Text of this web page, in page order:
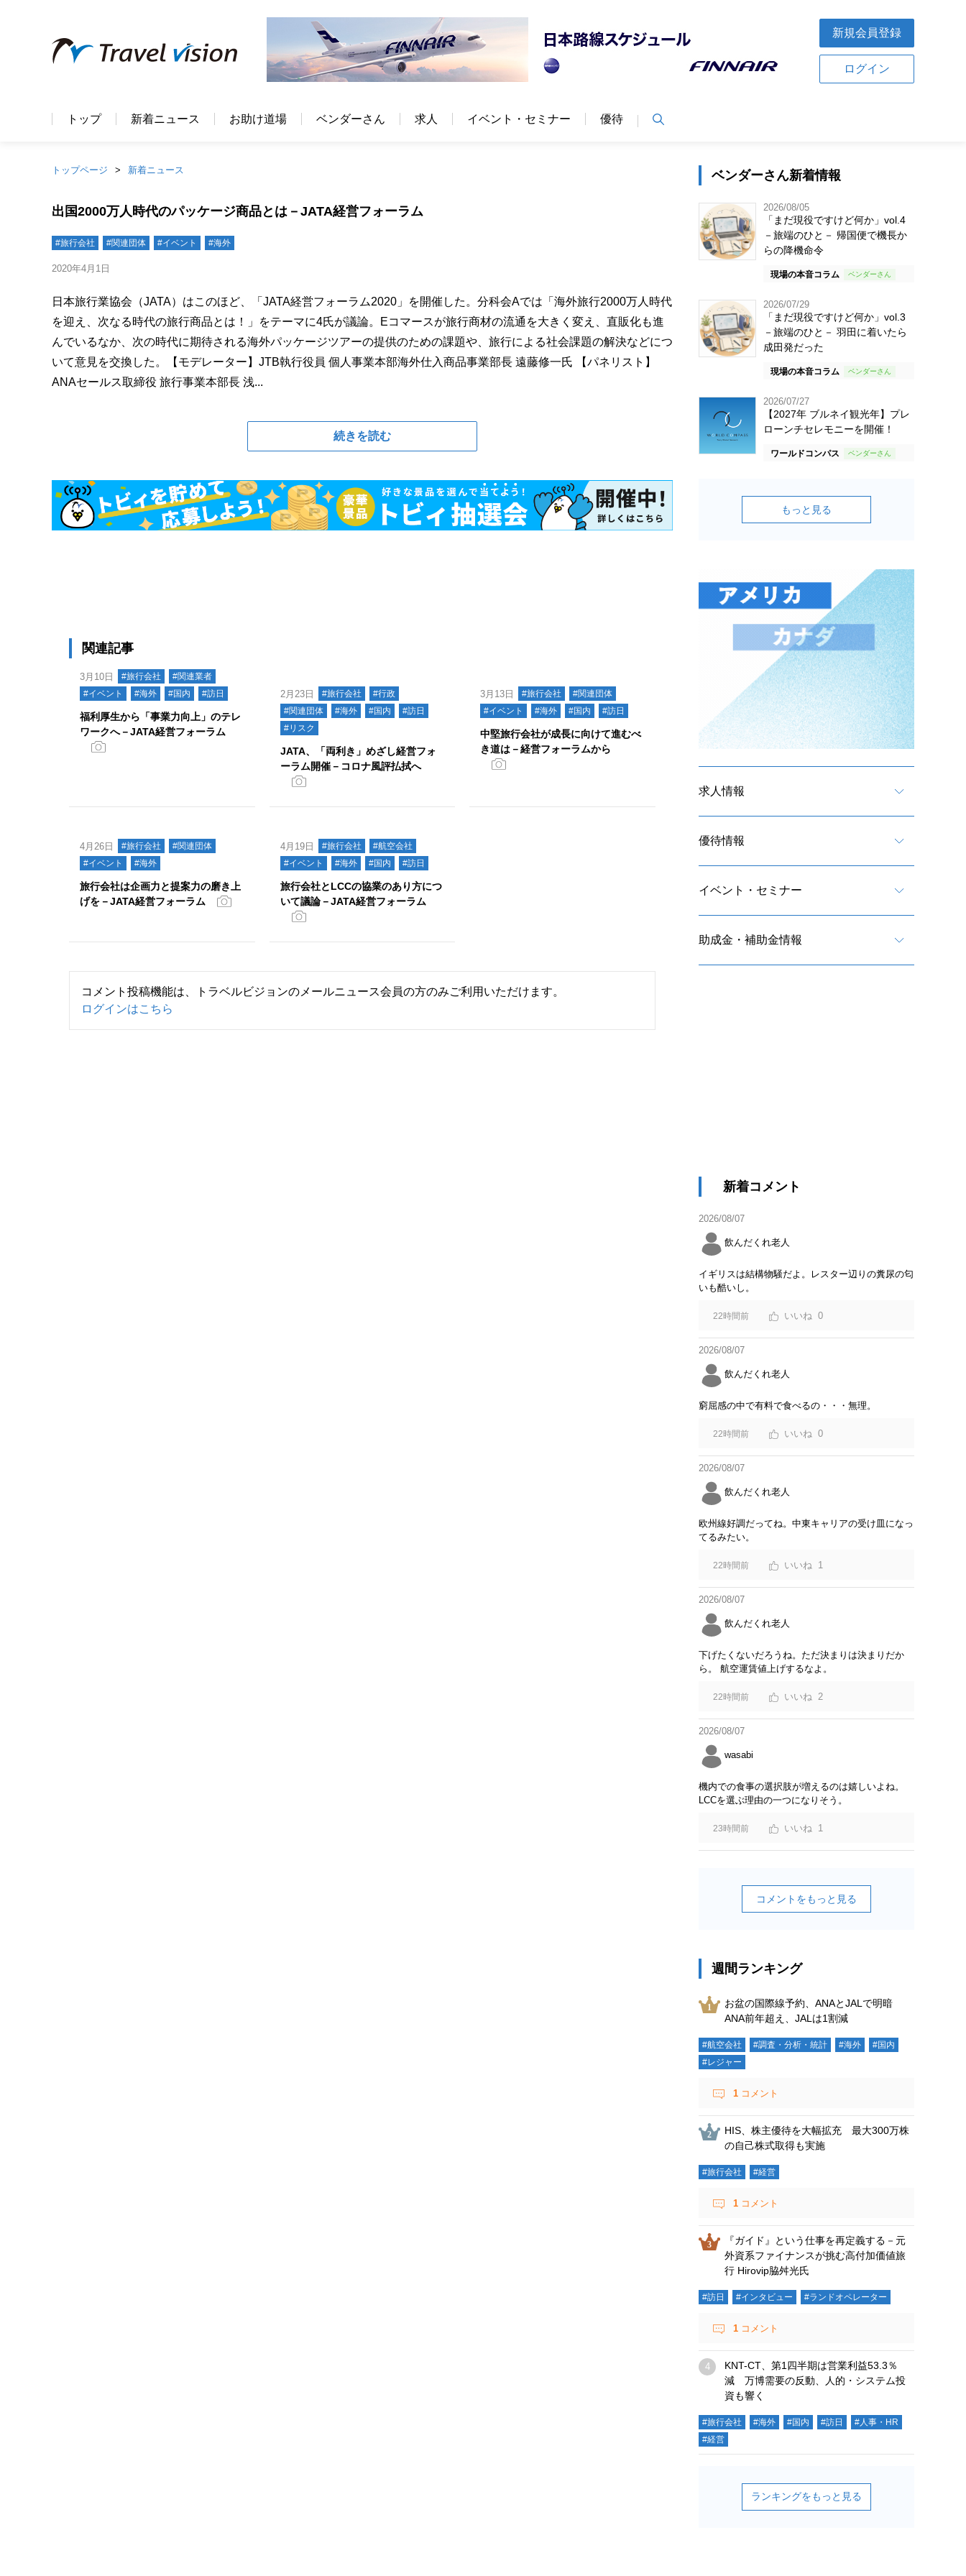
新規会員登録
ログイン
トップ 新着ニュース お助け道場 ベンダーさん 求人 イベント・セミナー 優待
トップページ 新着ニュース
出国2000万人時代のパッケージ商品とは－JATA経営フォーラム
#旅行会社 #関連団体 #イベント #海外
2020年4月1日
日本旅行業協会（JATA）はこのほど、「JATA経営フォーラム2020」を開催した。分科会Aでは「海外旅行2000万人時代
を迎え、次なる時代の旅行商品とは！」をテーマに4氏が議論。Eコマースが旅行商材の流通を大きく変え、直販化も進
んでいるなか、次の時代に期待される海外パッケージツアーの提供のための課題や、旅行による社会課題の解決などにつ
いて意見を交換した。【モデレーター】JTB執行役員 個人事業本部海外仕入商品事業部長 遠藤修一氏 【パネリスト】
ANAセールス取締役 旅行事業本部長 浅...
続きを読む
関連記事
3月10日 #旅行会社
#関連業者
#イベント
#海外 #国内 #訪日
福利厚生から「事業力向上」のテレ
ワークへ－JATA経営フォーラム
2月23日 #旅行会社
#行政
#関連団体
#海外 #国内
#訪日
#リスク
JATA、「両利き」めざし経営フォ
ーラム開催－コロナ風評払拭へ
3月13日 #旅行会社
#関連団体
#イベント
#海外 #国内 #訪日
中堅旅行会社が成長に向けて進むべ
き道は－経営フォーラムから
4月26日 #旅行会社
#関連団体
#イベント
#海外
旅行会社は企画力と提案力の磨き上
げを－JATA経営フォーラム
4月19日 #旅行会社
#航空会社
#イベント
#海外 #国内 #訪日
旅行会社とLCCの協業のあり方につ
いて議論－JATA経営フォーラム
コメント投稿機能は、トラベルビジョンのメールニュース会員の方のみご利用いただけます。
ログインはこちら
ベンダーさん新着情報
2026/08/05
「まだ現役ですけど何か」vol.4
－旅端のひと－ 帰国便で機長か
らの降機命令
現場の本音コラム
2026/07/29
「まだ現役ですけど何か」vol.3
－旅端のひと－ 羽田に着いたら
成田発だった
現場の本音コラム
2026/07/27
【2027年 ブルネイ観光年】プレ
ローンチセレモニーを開催！
ワールドコンパス
もっと見る
求人情報
優待情報
イベント・セミナー
助成金・補助金情報
新着コメント
2026/08/07
飲んだくれ老人
イギリスは結構物騒だよ。レスター辺りの糞尿の匂
いも酷いし。
22時間前 0
2026/08/07
飲んだくれ老人
窮屈感の中で有料で食べるの・・・無理。
22時間前 0
2026/08/07
飲んだくれ老人
欧州線好調だってね。中東キャリアの受け皿になっ
てるみたい。
22時間前 1
2026/08/07
飲んだくれ老人
下げたくないだろうね。ただ決まりは決まりだか
ら。 航空運賃値上げするなよ。
22時間前 2
2026/08/07
wasabi
機内での食事の選択肢が増えるのは嬉しいよね。
LCCを選ぶ理由の一つになりそう。
23時間前 1
コメントをもっと見る
週間ランキング
お盆の国際線予約、ANAとJALで明暗
ANA前年超え、JALは1割減
#航空会社 #調査・分析・統計 #海外
#国内
#レジャー
1 コメント
HIS、株主優待を大幅拡充 最大300万株
の自己株式取得も実施
#旅行会社 #経営
1 コメント
『ガイド』という仕事を再定義する－元
外資系ファイナンスが挑む高付加価値旅
行 Hirovip脇舛光氏
#訪日 #インタビュー #ランドオペレーター
1 コメント
KNT-CT、第1四半期は営業利益53.3％
減 万博需要の反動、人的・システム投
資も響く
#旅行会社 #海外 #国内 #訪日
#人事・HR
#経営